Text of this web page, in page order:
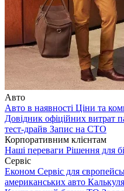
Авто
Авто в наявності Ціни та
Довідник офіційних витрат
тест-драйв Запис на СТО
Корпоративним клієнтам
Наші переваги Рішення для
Сервіс
Економ Сервіс для
американських авто